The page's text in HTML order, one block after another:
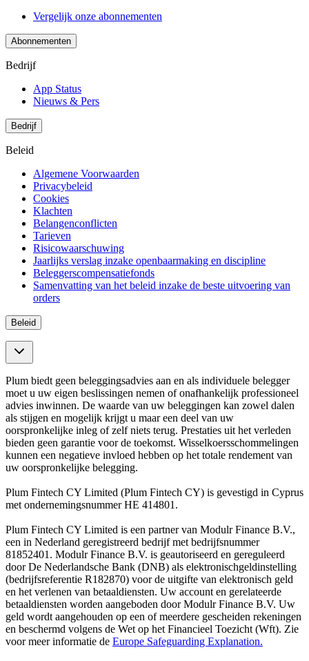
Vergelijk onze abonnementen
Abonnementen
Bedrijf
App Status
Nieuws & Pers
Bedrijf
Beleid
Algemene Voorwaarden
Privacybeleid
Cookies
Klachten
Belangenconflicten
Tarieven
Risicowaarschuwing
Jaarlijks verslag inzake openbaarmaking en discipline
Beleggerscompensatiefonds
Samenvatting van het beleid inzake de beste uitvoering van
orders
Beleid
Plum biedt geen beleggingsadvies aan en als individuele belegger
moet u uw eigen beslissingen nemen of onafhankelijk professioneel
advies inwinnen. De waarde van uw beleggingen kan zowel dalen
als stijgen en mogelijk krijgt u maar een deel van uw
oorspronkelijke inleg of zelf niets terug. Prestaties uit het verleden
bieden geen garantie voor de toekomst. Wisselkoersschommelingen
kunnen een negatieve invloed hebben op het totale rendement van
uw oorspronkelijke belegging.
Plum Fintech CY Limited (Plum Fintech CY) is gevestigd in Cyprus
met ondernemingsnummer HE 414801.
Plum Fintech CY Limited is een partner van Modulr Finance B.V.,
een in Nederland geregistreerd bedrijf met bedrijfsnummer
81852401. Modulr Finance B.V. is geautoriseerd en gereguleerd
door De Nederlandsche Bank (DNB) als elektronischgeldinstelling
(bedrijfsreferentie R182870) voor de uitgifte van elektronisch geld
en het verlenen van betaaldiensten. Uw account en gerelateerde
betaaldiensten worden aangeboden door Modulr Finance B.V. Uw
geld wordt aangehouden op een of meerdere gescheiden rekeningen
en beschermd volgens de Wet op het Financieel Toezicht (Wft). Zie
voor meer informatie de Europe Safeguarding Explanation.